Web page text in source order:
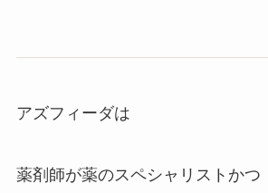
アズフィーダは
薬剤師が薬のスペシャリストかつ